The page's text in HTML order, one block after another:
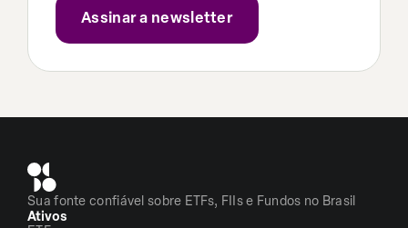
Sua fonte confiável sobre ETFs, FIIs e Fundos no Brasil
Ativos